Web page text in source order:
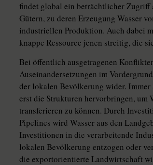
findet global ein beträchtlicher Zugriff
Gütern, zu deren Erzeugung Wasser
industriellen Produktion. Auch dabei
knappe Ressource jenen streitig, die
Bei öffentlich ausgetragenen
Auseinandersetzungen im
der lokalen Bevölkerung wider.
erst die Strukturen hervorbringen, um
transferieren zu können. Durch
Pipelines wird Wasser aus den
Investitionen in die verarbeitende
lokalen Bevölkerung entzogen oder
die exportorientierte Landwirtschaft